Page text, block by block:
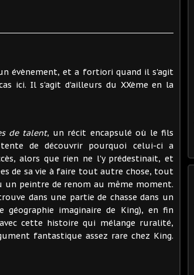
évènement, et a fortiori quand il s'agit
ici. Il s'agit d'ailleurs du XXème en la
de talent, un récit encapsulé où le fils
tente de découvrir pourquoi celui-ci a
alors que rien ne l'y prédestinait, et
de sa vie à faire tout autre chose, tout
peintre de renom au même moment.
dans une partie de chasse dans un
imaginaire de King), en fin
cette histoire qui mélange ruralité,
fantastique assez rare chez King.